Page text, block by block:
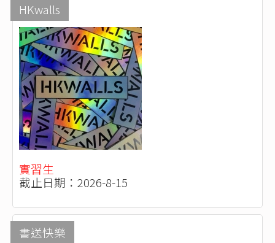
HKwalls
實習生
截止日期：2026-8-15
書送快樂